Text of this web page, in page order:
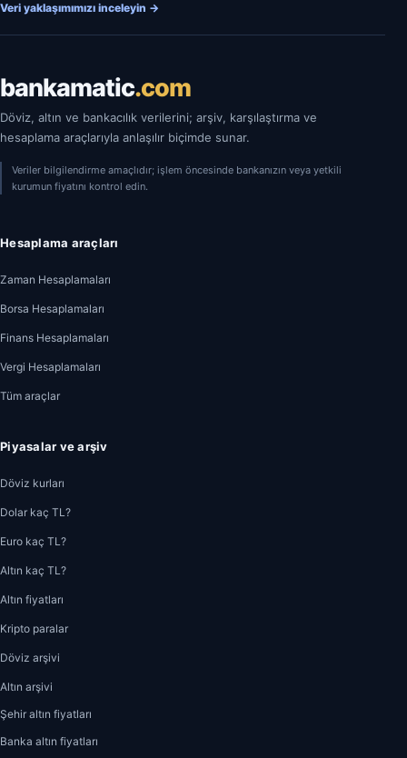
Veri yaklaşımımızı inceleyin →
bankamatic.com
Döviz, altın ve bankacılık verilerini; arşiv, karşılaştırma ve
hesaplama araçlarıyla anlaşılır biçimde sunar.
Veriler bilgilendirme amaçlıdır; işlem öncesinde bankanızın veya yetkili
kurumun fiyatını kontrol edin.
Hesaplama araçları
Zaman Hesaplamaları
Borsa Hesaplamaları
Finans Hesaplamaları
Vergi Hesaplamaları
Tüm araçlar
Piyasalar ve arşiv
Döviz kurları
Dolar kaç TL?
Euro kaç TL?
Altın kaç TL?
Altın fiyatları
Kripto paralar
Döviz arşivi
Altın arşivi
Şehir altın fiyatları
Banka altın fiyatları